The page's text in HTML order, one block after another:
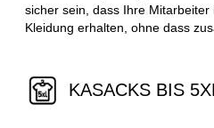
sicher sein, dass Ihre
Kleidung erhalten, ohne dass
KASACKS BIS